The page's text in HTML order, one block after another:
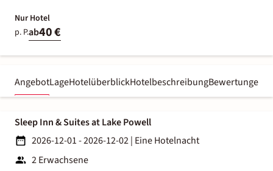
Nur Hotel
p. P.ab40 €
AngebotLageHotelüberblickHotelbeschreibungBewertungen
Sleep Inn & Suites at Lake Powell
2026-12-01 - 2026-12-02| Eine Hotelnacht
2 Erwachsene